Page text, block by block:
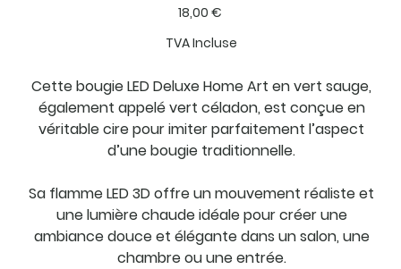
Prix
18,00 €
TVA Incluse
Cette bougie LED Deluxe Home Art en vert sauge,
également appelé vert céladon, est conçue en
véritable cire pour imiter parfaitement l’aspect
d’une bougie traditionnelle.
Sa flamme LED 3D offre un mouvement réaliste et
une lumière chaude idéale pour créer une
ambiance douce et élégante dans un salon, une
chambre ou une entrée.